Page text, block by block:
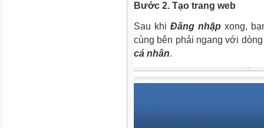
Bước 2. Tạo trang web
Sau khiĐăng nhập xong,
cùng bên phải ngang với
cá nhân.